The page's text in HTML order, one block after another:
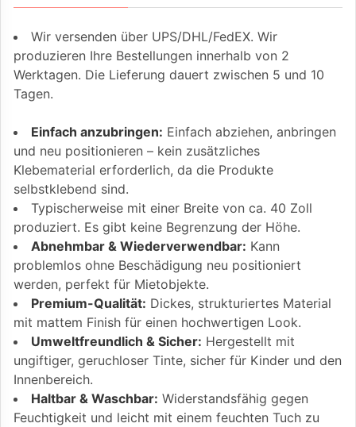
Wir versenden über UPS/DHL/FedEX. Wir
produzieren Ihre Bestellungen innerhalb von 2
Werktagen. Die Lieferung dauert zwischen 5 und 10
Tagen.
Einfach anzubringen: Einfach abziehen, anbringen
und neu positionieren – kein zusätzliches
Klebematerial erforderlich, da die Produkte
selbstklebend sind.
Typischerweise mit einer Breite von ca. 40 Zoll
produziert. Es gibt keine Begrenzung der Höhe.
Abnehmbar & Wiederverwendbar: Kann
problemlos ohne Beschädigung neu positioniert
werden, perfekt für Mietobjekte.
Premium-Qualität: Dickes, strukturiertes Material
mit mattem Finish für einen hochwertigen Look.
Umweltfreundlich & Sicher: Hergestellt mit
ungiftiger, geruchloser Tinte, sicher für Kinder und den
Innenbereich.
Haltbar & Waschbar: Widerstandsfähig gegen
Feuchtigkeit und leicht mit einem feuchten Tuch zu